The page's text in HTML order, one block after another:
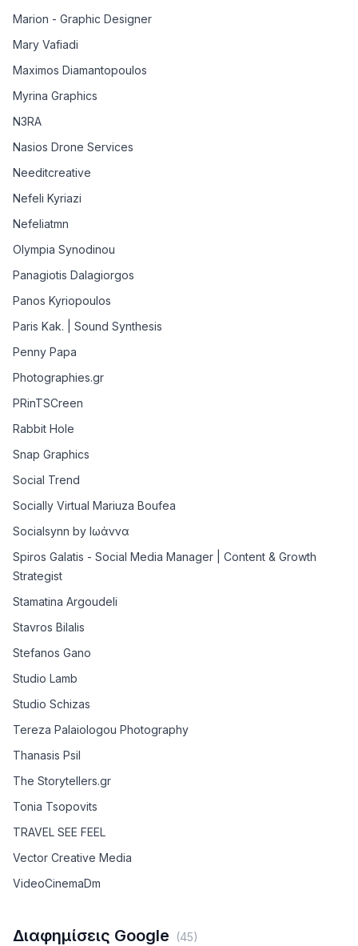
Marion - Graphic Designer
Mary Vafiadi
Maximos Diamantopoulos
Myrina Graphics
N3RA
Nasios Drone Services
Needitcreative
Nefeli Kyriazi
Nefeliatmn
Olympia Synodinou
Panagiotis Dalagiorgos
Panos Kyriopoulos
Paris Kak. | Sound Synthesis
Penny Papa
Photographies.gr
PRinTSCreen
Rabbit Hole
Snap Graphics
Social Trend
Socially Virtual Mariuza Boufea
Socialsynn by Ιωάννα
Spiros Galatis - Social Media Manager | Content & Growth
Strategist
Stamatina Argoudeli
Stavros Bilalis
Stefanos Gano
Studio Lamb
Studio Schizas
Tereza Palaiologou Photography
Thanasis Psil
The Storytellers.gr
Tonia Tsopovits
TRAVEL SEE FEEL
Vector Creative Media
VideoCinemaDm
Διαφημίσεις Google (45)